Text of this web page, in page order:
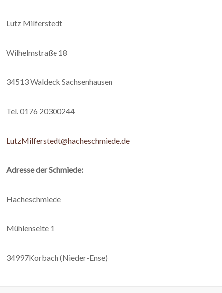
Lutz Milferstedt
Wilhelmstraße 18
34513 Waldeck Sachsenhausen
Tel. 0176 20300244
LutzMilferstedt@hacheschmiede.de
Adresse der Schmiede:
Hacheschmiede
Mühlenseite 1
34997Korbach (Nieder-Ense)